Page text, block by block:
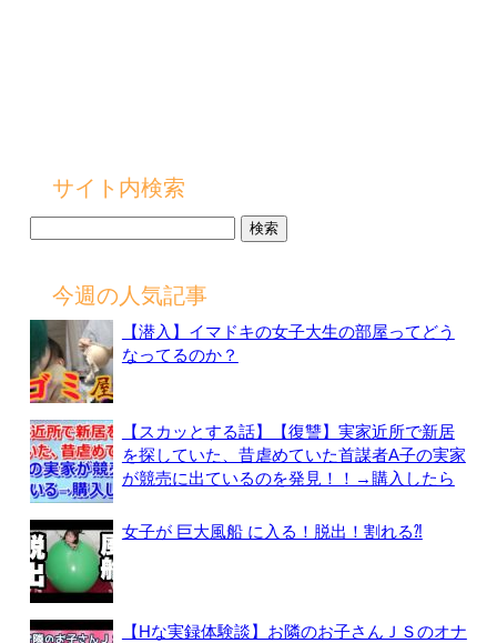
サイト内検索
今週の人気記事
【潜入】イマドキの女子大生の部屋ってどう
なってるのか？
【スカッとする話】【復讐】実家近所で新居
を探していた、昔虐めていた首謀者A子の実家
が競売に出ているのを発見！！→購入したら
女子が 巨大風船 に入る！脱出！割れる⁈
【Hな実録体験談】お隣のお子さんＪＳのオナ